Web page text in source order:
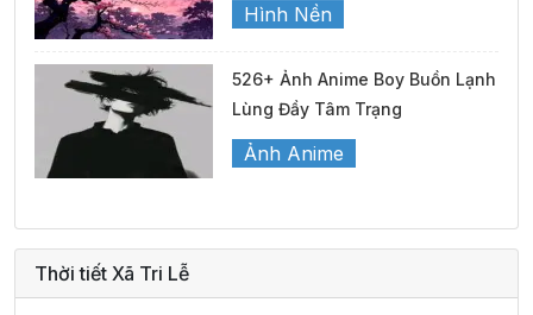
Hình Nền
526+ Ảnh Anime Boy Buồn Lạnh
Lùng Đầy Tâm Trạng
Ảnh Anime
Thời tiết Xã Tri Lễ